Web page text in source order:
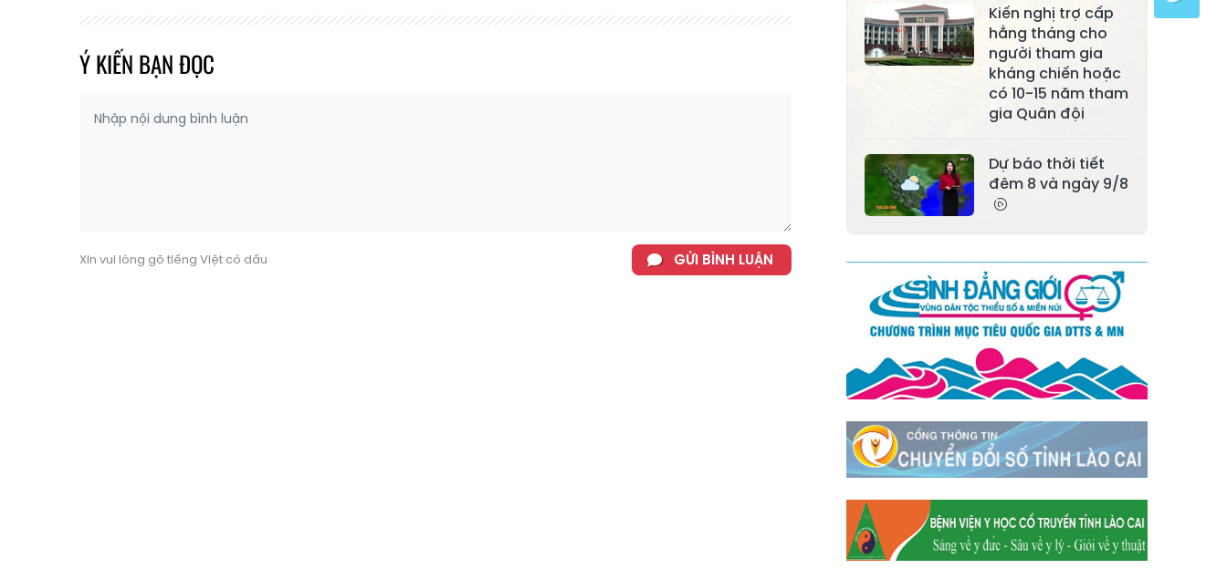
Ý KIẾN BẠN ĐỌC
Xin vui lòng gõ tiếng Việt có dấu GỬI BÌNH LUẬN
Xã Yên Bình
Xã Bảo Ái
Xã Trấn Yên
Xã Hưng
Khánh
Xã Việt Hồng
Xã Quy Mông
Xã Cốc San
Xã Hợp Thành
Quang
Xã Tằng Loỏng
Xã Gia Phú
Xã Mường
Hum
Xã Y Tý
Xã A Mú Sung
Xã Trịnh Tường
Xã Nậm Chày
Xã Bản Xèo
Xã Bát Xát
Xã Võ Lao
Xã Khánh Yên
Xã Văn Bàn
Xã Dương Quỳ
Kiến nghị trợ cấp
hằng tháng cho
người tham gia
kháng chiến hoặc
có 10-15 năm tham
gia Quân đội
Dự báo thời tiết
đêm 8 và ngày 9/8